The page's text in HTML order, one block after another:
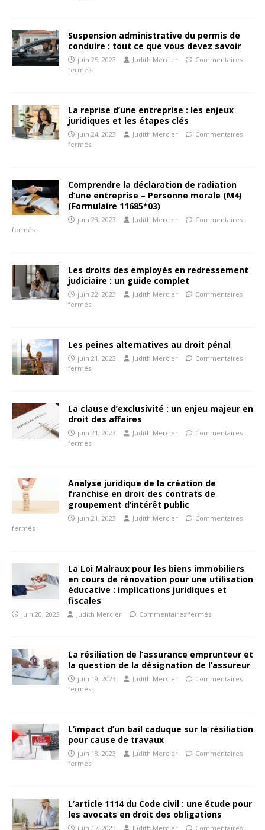
Suspension administrative du permis de
conduire : tout ce que vous devez savoir
juin 25, 2023 Judith Mercier
Commentaires
fermés
La reprise d’une entreprise : les enjeux
juridiques et les étapes clés
juin 24, 2023 Judith Mercier
Commentaires
fermés
Comprendre la déclaration de radiation
d’une entreprise – Personne morale (M4)
(Formulaire 11685*03)
juin 23, 2023 Judith Mercier
Commentaires
fermés
Les droits des employés en redressement
judiciaire : un guide complet
juin 22, 2023 Judith Mercier
Commentaires
fermés
Les peines alternatives au droit pénal
juin 21, 2023 Judith Mercier
Commentaires
fermés
La clause d’exclusivité : un enjeu majeur en
droit des affaires
juin 21, 2023 Judith Mercier
Commentaires
fermés
Analyse juridique de la création de
franchise en droit des contrats de
groupement d’intérêt public
juin 21, 2023 Judith Mercier
Commentaires
fermés
La Loi Malraux pour les biens immobiliers
en cours de rénovation pour une utilisation
éducative : implications juridiques et
fiscales
juin 20, 2023 Judith Mercier Commentaires fermés
La résiliation de l’assurance emprunteur et
la question de la désignation de l’assureur
juin 19, 2023 Judith Mercier
Commentaires
fermés
L’impact d’un bail caduque sur la résiliation
pour cause de travaux
juin 18, 2023 Judith Mercier
Commentaires
fermés
L’article 1114 du Code civil : une étude pour
les avocats en droit des obligations
juin 17, 2023 Judith Mercier Commentaires